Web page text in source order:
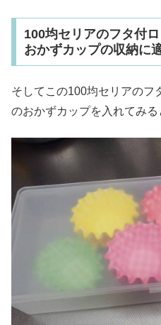
100均セリアのフタ付
おかずカップの収納に
そしてこの100均セリアのフ
のおかずカップを入れてみる